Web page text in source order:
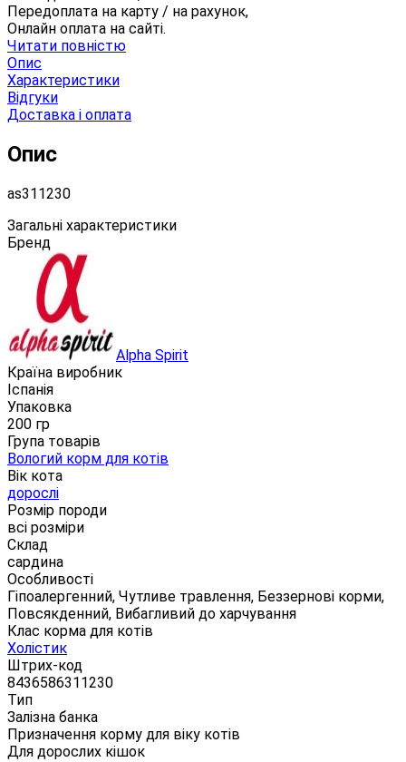
Передоплата на карту / на рахунок,
Онлайн оплата на сайті.
Читати повністю
Опис
Характеристики
Відгуки
Доставка і оплата
Опис
as311230
Загальні характеристики
Бренд
Alpha Spirit
Країна виробник
Іспанія
Упаковка
200 гр
Група товарів
Вологий корм для котів
Вік кота
дорослі
Розмір породи
всі розміри
Склад
сардина
Особливості
Гіпоалергенний, Чутливе травлення, Беззернові корми,
Повсякденний, Вибагливий до харчування
Клас корма для котів
Холістик
Штрих-код
8436586311230
Тип
Залізна банка
Призначення корму для віку котів
Для дорослих кішок